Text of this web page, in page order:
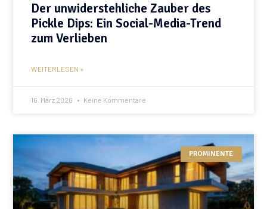
Der unwiderstehliche Zauber des
Pickle Dips: Ein Social-Media-Trend
zum Verlieben
WEITERLESEN »
16. März 2026 Keine Kommentare
PROMINENTE